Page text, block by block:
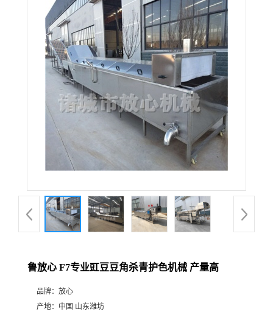
鲁放心 F7专业豇豆豆角杀青护色机械 产量高
品牌： 放心
产地： 中国 山东潍坊